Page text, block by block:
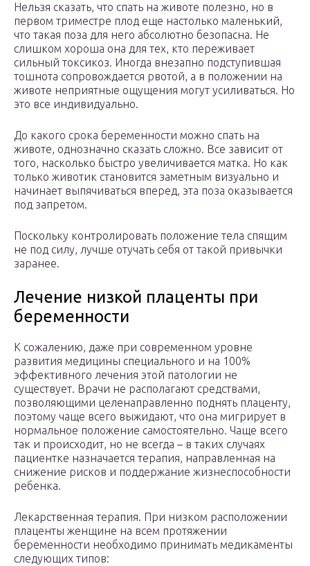
Нельзя сказать, что спать на животе полезно, но в
первом триместре плод еще настолько маленький,
что такая поза для него абсолютно безопасна. Не
слишком хороша она для тех, кто переживает
сильный токсикоз. Иногда внезапно подступившая
тошнота сопровождается рвотой, а в положении на
животе неприятные ощущения могут усиливаться. Но
это все индивидуально.
До какого срока беременности можно спать на
животе, однозначно сказать сложно. Все зависит от
того, насколько быстро увеличивается матка. Но как
только животик становится заметным визуально и
начинает выпячиваться вперед, эта поза оказывается
под запретом.
Поскольку контролировать положение тела спящим
не под силу, лучше отучать себя от такой привычки
заранее.
Лечение низкой плаценты при
беременности
К сожалению, даже при современном уровне
развития медицины специального и на 100%
эффективного лечения этой патологии не
существует. Врачи не располагают средствами,
позволяющими целенаправленно поднять плаценту,
поэтому чаще всего выжидают, что она мигрирует в
нормальное положение самостоятельно. Чаще всего
так и происходит, но не всегда – в таких случаях
пациентке назначается терапия, направленная на
снижение рисков и поддержание жизнеспособности
ребенка.
Лекарственная терапия. При низком расположении
плаценты женщине на всем протяжении
беременности необходимо принимать медикаменты
следующих типов: